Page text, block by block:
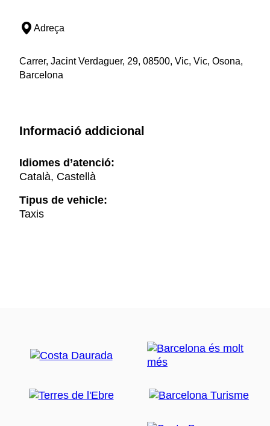
Adreça
Carrer, Jacint Verdaguer, 29, 08500, Vic, Vic, Osona,
Barcelona
Informació addicional
Idiomes d’atenció:
Català, Castellà
Tipus de vehicle:
Taxis